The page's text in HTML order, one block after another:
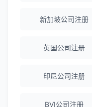
Michael Liu
新加坡公司注册
英国公司注册
印尼公司注册
BVI公司注册